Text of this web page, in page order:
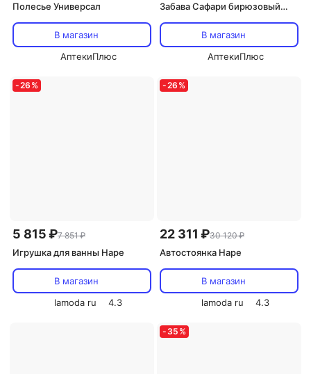
Полесье Универсал
В магазин
АптекиПлюс
Забава Сафари бирюзовый
В магазин
АптекиПлюс
-26 %
5 815 ₽7 851 ₽
Игрушка для ванны Hape
В магазин
lamoda ru
4.3
-26 %
22 311 ₽30 120 ₽
Автостоянка Hape
В магазин
lamoda ru
4.3
- 35 %